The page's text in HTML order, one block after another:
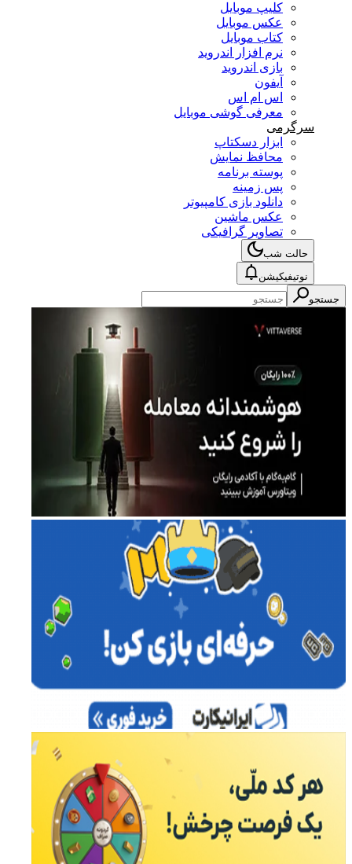
کلیپ موبایل
عکس موبایل
کتاب موبایل
نرم افزار اندروید
بازی اندروید
آیفون
اس ام اس
معرفی گوشی موبایل
سرگرمی
ابزار دسکتاپ
محافظ نمایش
پوسته برنامه
پس زمینه
دانلود بازی کامپیوتر
عکس ماشین
تصاویر گرافیکی
حالت شب
نوتیفیکیشن
جستجو